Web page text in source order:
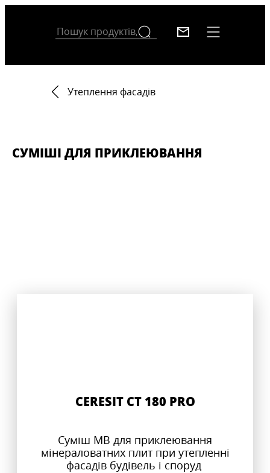
Утеплення фасадів
СУМІШІ ДЛЯ ПРИКЛЕЮВАННЯ
CERESIT CT 180 PRO
Суміш МВ для приклеювання
мінераловатних плит при утепленні
фасадів будівель і споруд